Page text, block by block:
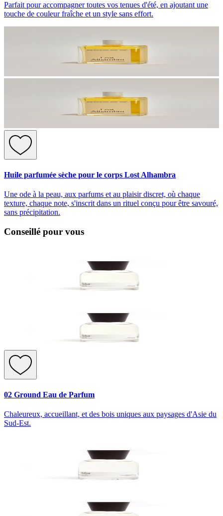
Parfait pour accompagner toutes vos tenues d'été, en ajoutant une
touche de couleur fraîche et un style sans effort.
Huile parfumée sèche pour le corps Lost Alhambra
Une ode à la peau, aux parfums et au plaisir discret, où chaque
texture, chaque note, s'inscrit dans un rituel conçu pour être savouré,
sans précipitation.
Conseillé pour vous
02 Ground Eau de Parfum
Chaleureux, accueillant, et des bois uniques aux paysages d'Asie du
Sud-Est.